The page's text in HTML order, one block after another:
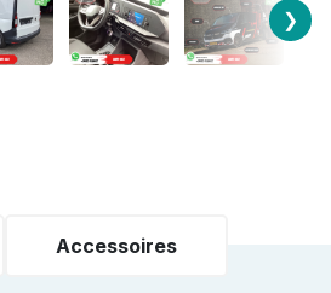
❯
Accessoires